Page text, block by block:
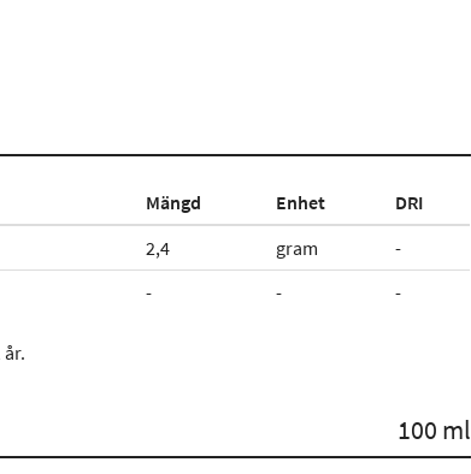
Mängd Enhet
DRI
2,4 gram
-
- - -
100 ml